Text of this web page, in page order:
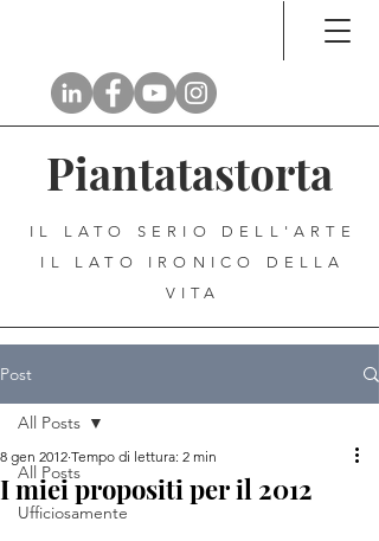
Piantatastorta
IL LATO SERIO DELL'ARTE
IL LATO IRONICO DELLA
VITA
Post
All Posts
Ufficiosamente
All Posts
I miei propositi per il 2012
8 gen 2012 Tempo di lettura: 2 min